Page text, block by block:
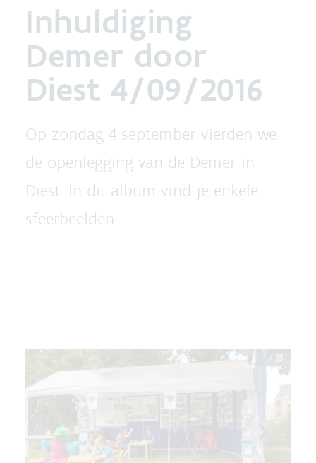
Inhuldiging
Demer door
Diest 4/09/2016
Op zondag 4 september vierden we
de openlegging van de Demer in
Diest. In dit album vind je enkele
sfeerbeelden
1 / 15